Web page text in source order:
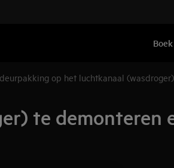
op het luchtkanaal
te demonteren